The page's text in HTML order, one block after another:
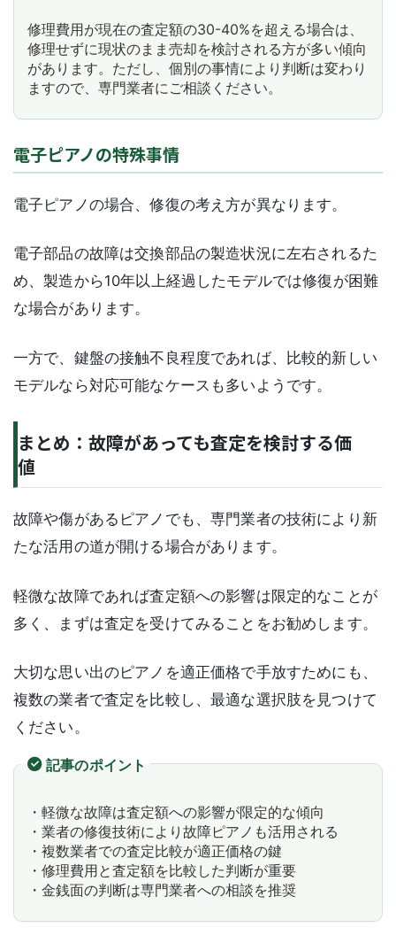
修理費用が現在の査定額の30-40%を超える場合は、
修理せずに現状のまま売却を検討される方が多い傾向
があります。ただし、個別の事情により判断は変わり
ますので、専門業者にご相談ください。
電子ピアノの特殊事情
電子ピアノの場合、修復の考え方が異なります。
電子部品の故障は交換部品の製造状況に左右されるた
め、製造から10年以上経過したモデルでは修復が困難
な場合があります。
一方で、鍵盤の接触不良程度であれば、比較的新しい
モデルなら対応可能なケースも多いようです。
まとめ：故障があっても査定を検討する価
値
故障や傷があるピアノでも、専門業者の技術により新
たな活用の道が開ける場合があります。
軽微な故障であれば査定額への影響は限定的なことが
多く、まずは査定を受けてみることをお勧めします。
大切な思い出のピアノを適正価格で手放すためにも、
複数の業者で査定を比較し、最適な選択肢を見つけて
ください。
記事のポイント
・軽微な故障は査定額への影響が限定的な傾向
・業者の修復技術により故障ピアノも活用される
・複数業者での査定比較が適正価格の鍵
・修理費用と査定額を比較した判断が重要
・金銭面の判断は専門業者への相談を推奨